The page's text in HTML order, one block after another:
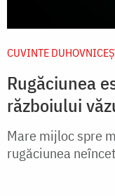
CUVINTE
Rugăciunea
războiului
Mare mijloc spre
rugăciunea